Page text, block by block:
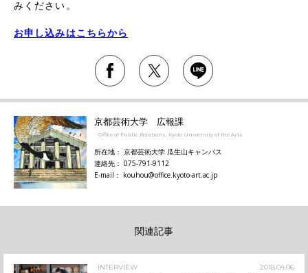
みください。
お申し込みはこちらから
京都芸術大学 広報課
Office of Public Relations, Kyoto University of the Arts
所在地： 京都芸術大学 瓜生山キャンパス
連絡先： 075-791-9112
E-mail： kouhou@office.kyoto-art.ac.jp
関連記事
INTERVIEW 2018.04.06